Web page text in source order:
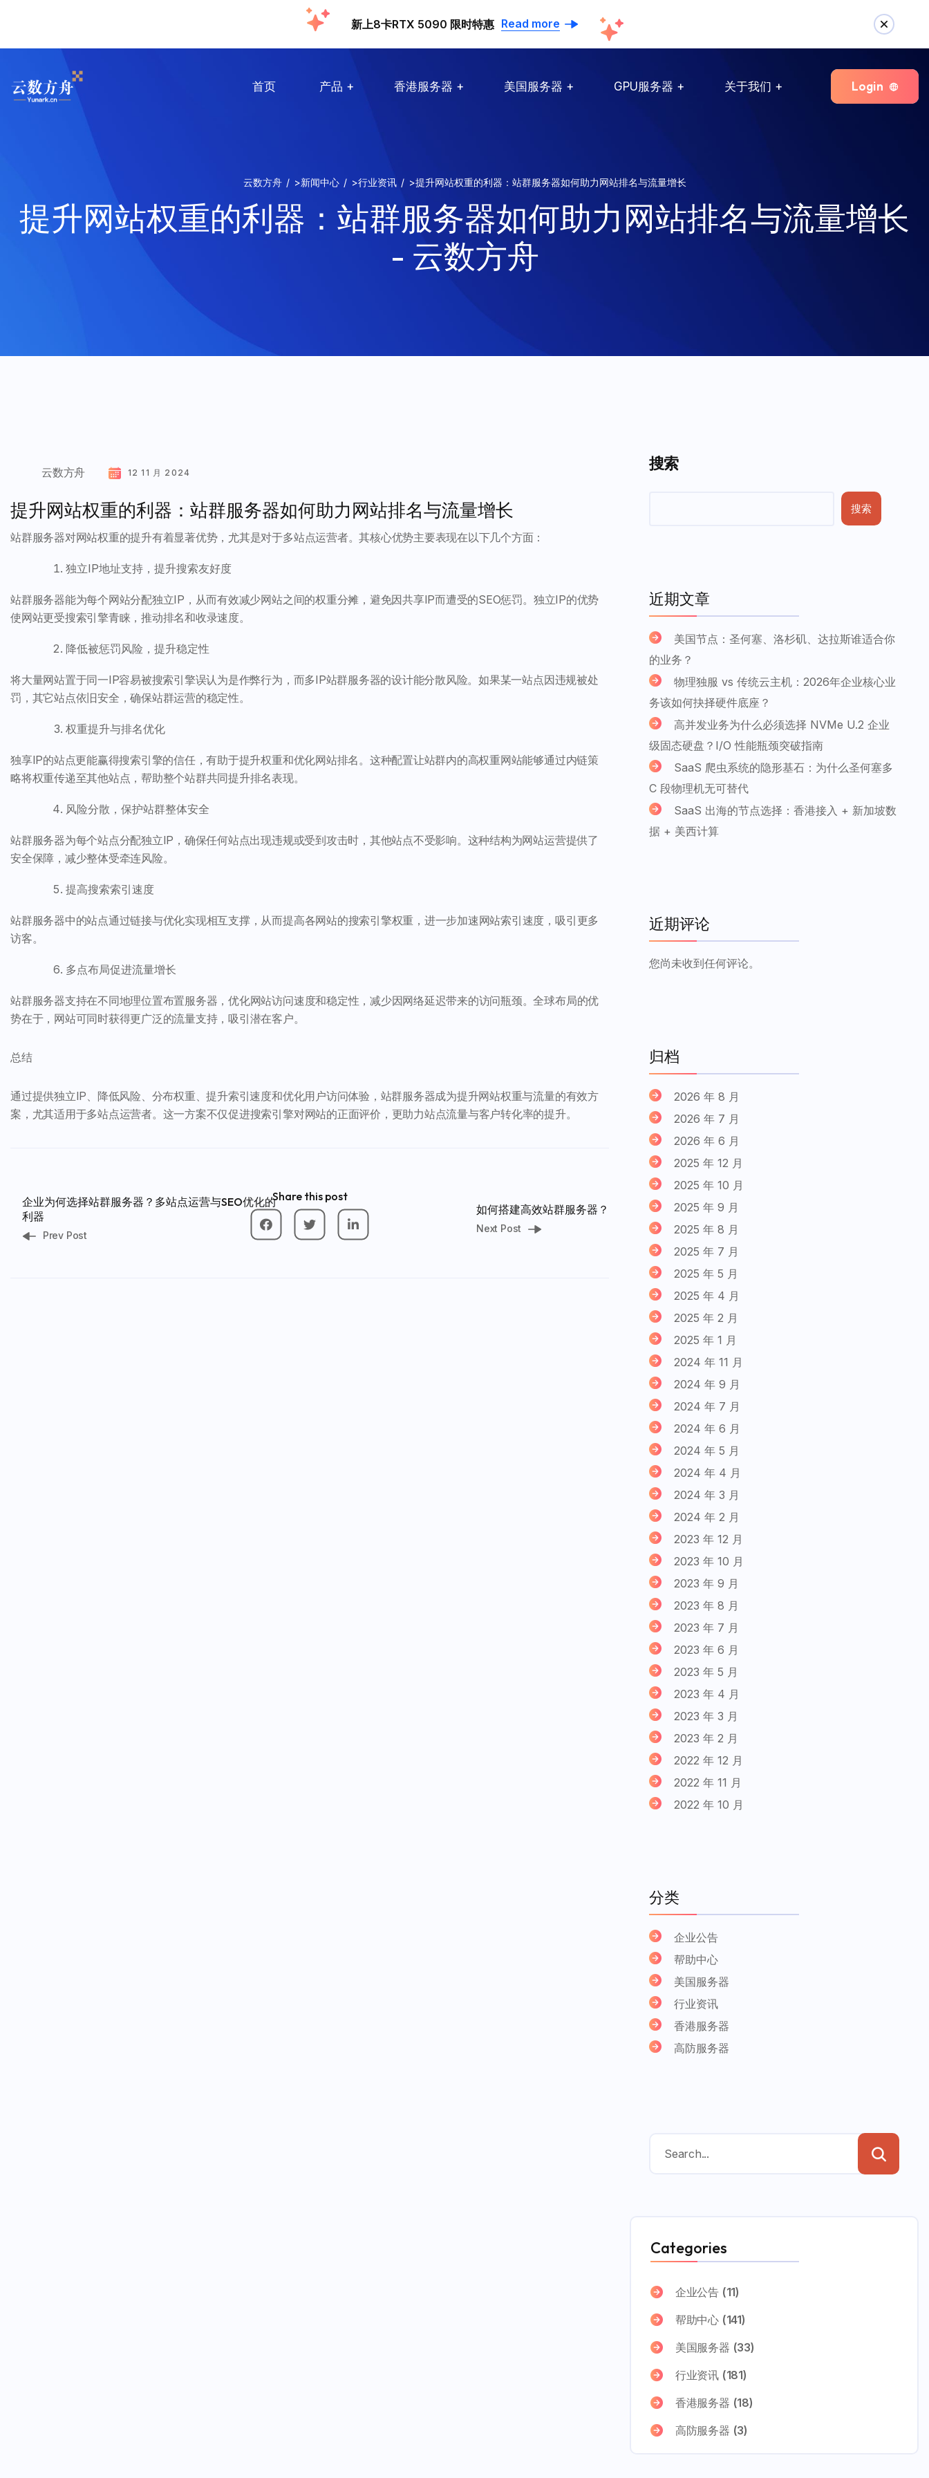
新上8卡RTX 5090 限时特惠 Read more
首页 产品 香港服务器 美国服务器 GPU服务器 关于我们 Login
云数方舟 >新闻中心 >行业资讯 >提升网站权重的利器：站群服务器如何助力网站排名与流量增长
提升网站权重的利器：站群服务器如何助力网站排名与流量增长
- 云数方舟
云数方舟 12 11 月 2024
提升网站权重的利器：站群服务器如何助力网站排名与流量增长
站群服务器对网站权重的提升有着显著优势，尤其是对于多站点运营者。其核心优势主要表现在以下几个方面：
独立IP地址支持，提升搜索友好度
站群服务器能为每个网站分配独立IP，从而有效减少网站之间的权重分摊，避免因共享IP而遭受的SEO惩罚。独立IP的优势
使网站更受搜索引擎青睐，推动排名和收录速度。
降低被惩罚风险，提升稳定性
将大量网站置于同一IP容易被搜索引擎误认为是作弊行为，而多IP站群服务器的设计能分散风险。如果某一站点因违规被处
罚，其它站点依旧安全，确保站群运营的稳定性。
权重提升与排名优化
独享IP的站点更能赢得搜索引擎的信任，有助于提升权重和优化网站排名。这种配置让站群内的高权重网站能够通过内链策
略将权重传递至其他站点，帮助整个站群共同提升排名表现。
风险分散，保护站群整体安全
站群服务器为每个站点分配独立IP，确保任何站点出现违规或受到攻击时，其他站点不受影响。这种结构为网站运营提供了
安全保障，减少整体受牵连风险。
提高搜索索引速度
站群服务器中的站点通过链接与优化实现相互支撑，从而提高各网站的搜索引擎权重，进一步加速网站索引速度，吸引更多
访客。
多点布局促进流量增长
站群服务器支持在不同地理位置布置服务器，优化网站访问速度和稳定性，减少因网络延迟带来的访问瓶颈。全球布局的优
势在于，网站可同时获得更广泛的流量支持，吸引潜在客户。
总结
通过提供独立IP、降低风险、分布权重、提升索引速度和优化用户访问体验，站群服务器成为提升网站权重与流量的有效方
案，尤其适用于多站点运营者。这一方案不仅促进搜索引擎对网站的正面评价，更助力站点流量与客户转化率的提升。
Share this post
企业为何选择站群服务器？多站点运营与SEO优化的
利器
Prev Post
如何搭建高效站群服务器？
Next Post
搜索
搜索
近期文章
美国节点：圣何塞、洛杉矶、达拉斯谁适合你
的业务？
物理独服 vs 传统云主机：2026年企业核心业
务该如何抉择硬件底座？
高并发业务为什么必须选择 NVMe U.2 企业
级固态硬盘？I/O 性能瓶颈突破指南
SaaS 爬虫系统的隐形基石：为什么圣何塞多
C 段物理机无可替代
SaaS 出海的节点选择：香港接入 + 新加坡数
据 + 美西计算
近期评论
您尚未收到任何评论。
归档
2026 年 8 月
2026 年 7 月
2026 年 6 月
2025 年 12 月
2025 年 10 月
2025 年 9 月
2025 年 8 月
2025 年 7 月
2025 年 5 月
2025 年 4 月
2025 年 2 月
2025 年 1 月
2024 年 11 月
2024 年 9 月
2024 年 7 月
2024 年 6 月
2024 年 5 月
2024 年 4 月
2024 年 3 月
2024 年 2 月
2023 年 12 月
2023 年 10 月
2023 年 9 月
2023 年 8 月
2023 年 7 月
2023 年 6 月
2023 年 5 月
2023 年 4 月
2023 年 3 月
2023 年 2 月
2022 年 12 月
2022 年 11 月
2022 年 10 月
分类
企业公告
帮助中心
美国服务器
行业资讯
香港服务器
高防服务器
Categories
企业公告 (11)
帮助中心 (141)
美国服务器 (33)
行业资讯 (181)
香港服务器 (18)
高防服务器 (3)